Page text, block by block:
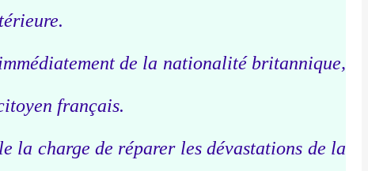
de la nationalité britannique,
français.
la charge de réparer les dévastations de la